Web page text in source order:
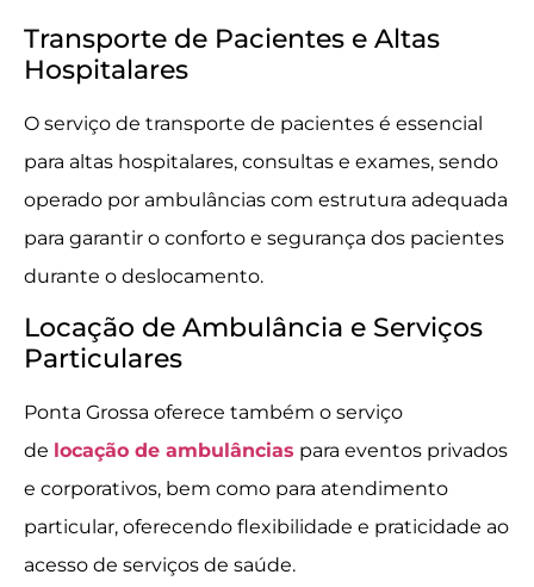
Transporte de Pacientes e Altas
Hospitalares
O serviço de transporte de pacientes é essencial
para altas hospitalares, consultas e exames, sendo
operado por ambulâncias com estrutura adequada
para garantir o conforto e segurança dos pacientes
durante o deslocamento.
Locação de Ambulância e Serviços
Particulares
Ponta Grossa oferece também o serviço
de locação de ambulâncias para eventos privados
e corporativos, bem como para atendimento
particular, oferecendo flexibilidade e praticidade ao
acesso de serviços de saúde.